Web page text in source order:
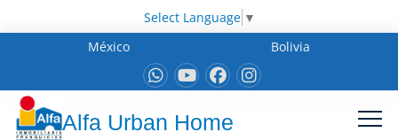
Select Language ▼
México
Bolivia
Alfa Urban Home